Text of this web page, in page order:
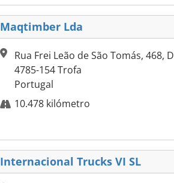
Maqtimber Lda
Rua Frei Leão de São Tomás, 468, D
4785-154 Trofa
Portugal
10.478 kilómetro
Internacional Trucks VI SL